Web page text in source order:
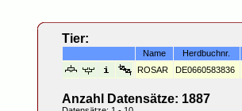
Tier:
Name
Herdbuchnr.
ROSAR
DE0660583836
Anzahl Datensätze: 1887